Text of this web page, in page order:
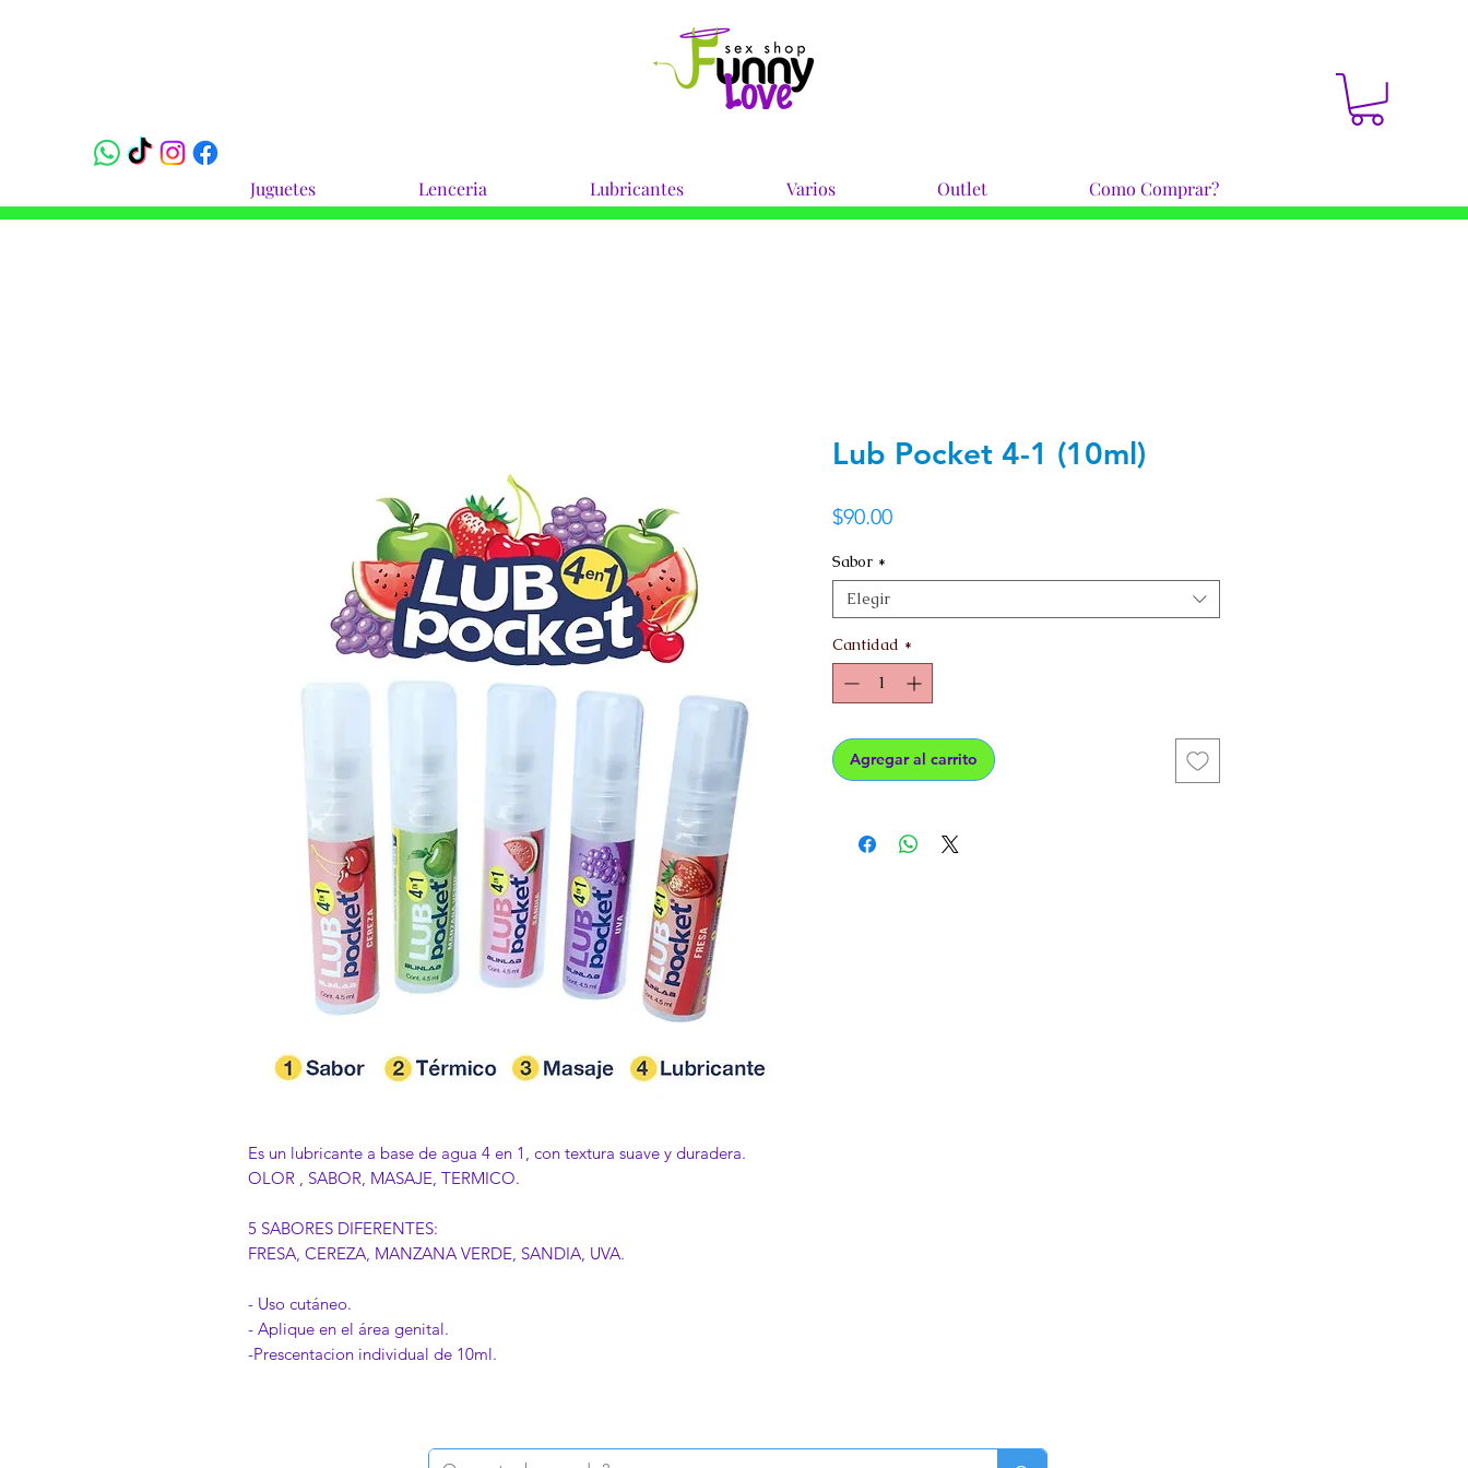
Juguetes Lenceria Lubricantes Varios Outlet Como Comprar?
Es un lubricante a base de agua 4 en 1, con textura suave y duradera.
OLOR , SABOR, MASAJE, TERMICO.
5 SABORES DIFERENTES:
FRESA, CEREZA, MANZANA VERDE, SANDIA, UVA.
- Uso cutáneo.
- Aplique en el área genital.
-Prescentacion individual de 10ml.
Lub Pocket 4-1 (10ml)
$90.00Precio
Sabor *
Elegir
Cantidad *
Agregar al carrito